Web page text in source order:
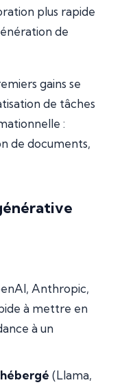
plus rapide
de
gains se
de tâches
:
de documents,
Anthropic,
à mettre en
à un
(Llama,